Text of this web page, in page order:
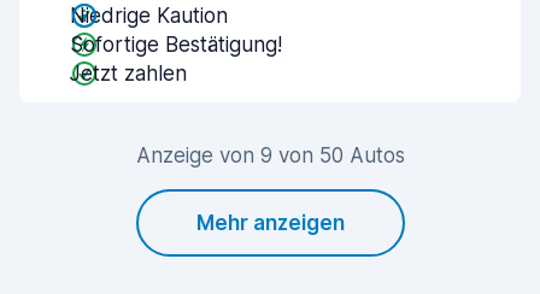
Niedrige Kaution
Sofortige Bestätigung!
Jetzt zahlen
Anzeige von 9 von 50 Autos
Mehr anzeigen